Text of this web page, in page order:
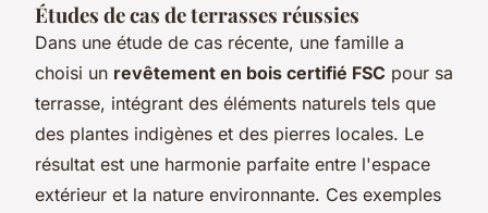
Études de cas de terrasses réussies
Dans une étude de cas récente, une famille a
choisi un revêtement en bois certifié FSC pour sa
terrasse, intégrant des éléments naturels tels que
des plantes indigènes et des pierres locales. Le
résultat est une harmonie parfaite entre l'espace
extérieur et la nature environnante. Ces exemples